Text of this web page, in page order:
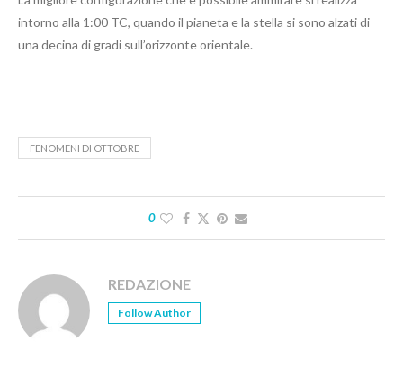
intorno alla 1:00 TC, quando il pianeta e la stella si sono alzati di
una decina di gradi sull’orizzonte orientale.
FENOMENI DI OTTOBRE
0
REDAZIONE
Follow Author